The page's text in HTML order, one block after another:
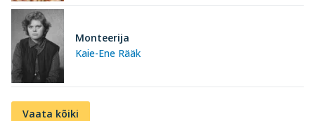
Kaie-Ene Rääk
Monteerija
Vaata kõiki